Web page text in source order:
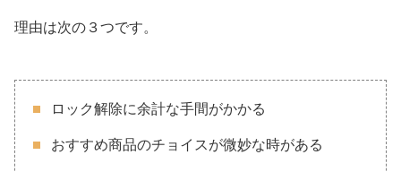
理由は次の３つです。
ロック解除に余計な手間がかかる
おすすめ商品のチョイスが微妙な時がある